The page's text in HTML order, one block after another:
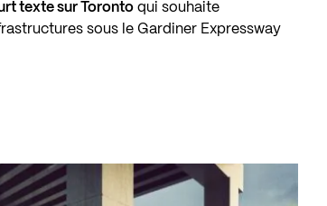
texte sur Toronto qui souhaite
sous le Gardiner Expressway